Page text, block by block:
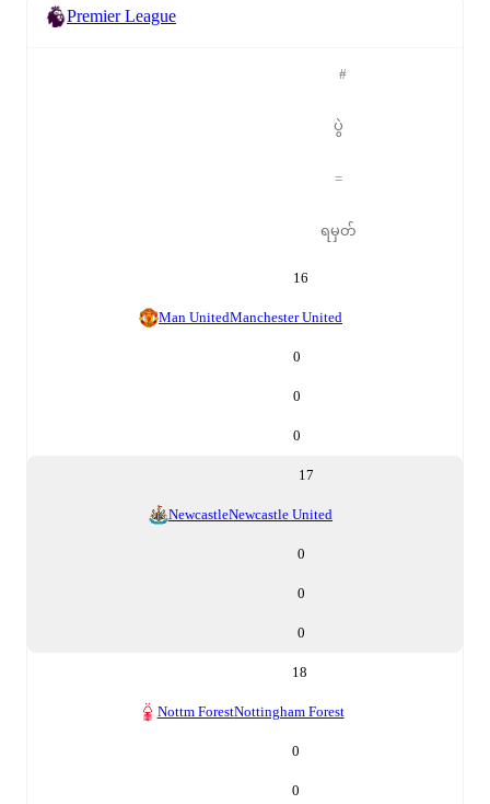
Premier League
#
ပွဲ
=
ရမှတ်
16
Man UnitedManchester United
0
0
0
17
NewcastleNewcastle United
0
0
0
18
Nottm ForestNottingham Forest
0
0